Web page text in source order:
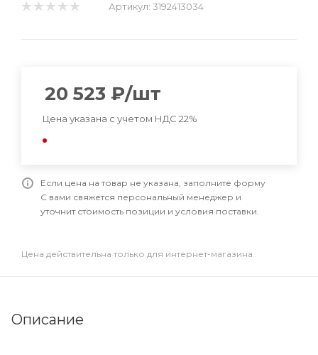
Артикул: 3192413034
20 523 ₽/шт
Цена указана с учетом НДС 22%
Если цена на товар не указана, заполните форму
С вами свяжется персональный менеджер и
уточнит стоимость позиции и условия поставки.
Цена действительна только для интернет-магазина
Описание